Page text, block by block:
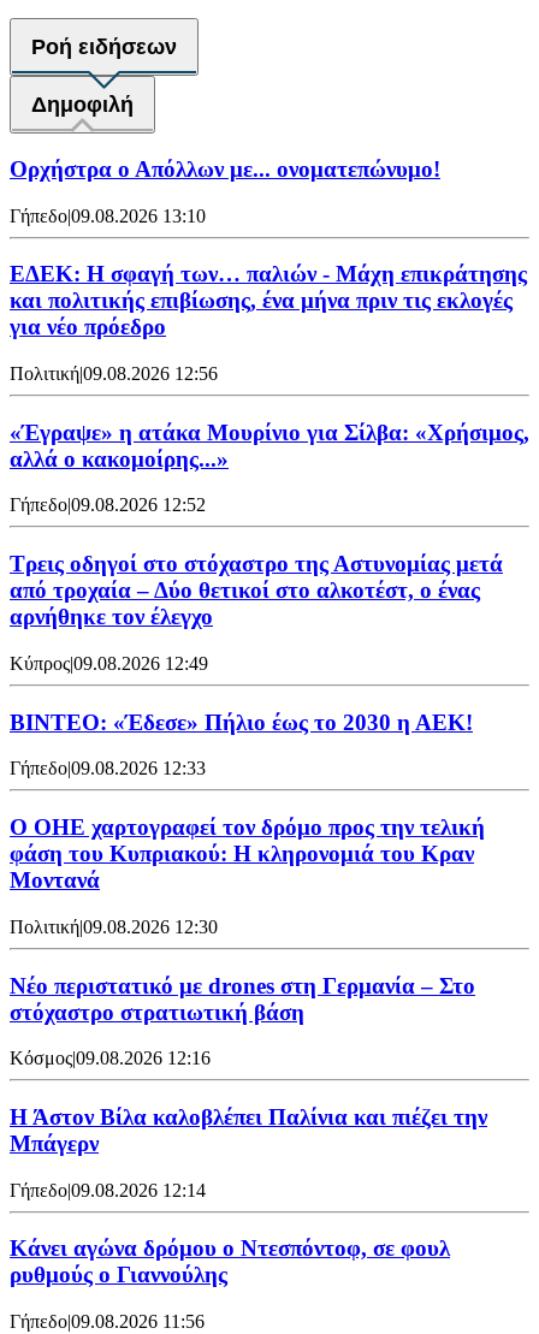
Ροή ειδήσεων
Δημοφιλή
Ορχήστρα o Aπόλλων με... ονοματεπώνυμο!
Γήπεδο|09.08.2026 13:10
ΕΔΕΚ: Η σφαγή των… παλιών - Μάχη επικράτησης
και πολιτικής επιβίωσης, ένα μήνα πριν τις εκλογές
για νέο πρόεδρο
Πολιτική|09.08.2026 12:56
«Έγραψε» η ατάκα Μουρίνιο για Σίλβα: «Χρήσιμος,
αλλά ο κακομοίρης...»
Γήπεδο09.08.2026 12:52
Τρεις οδηγοί στο στόχαστρο της Αστυνομίας μετά
από τροχαία – Δύο θετικοί στο αλκοτέστ, ο ένας
αρνήθηκε τον έλεγχο
Κύπρος|09.08.2026 12:49
ΒΙΝΤΕΟ: «Έδεσε» Πήλιο έως το 2030 η ΑΕΚ!
Γήπεδο|09.08.2026 12:33
Ο ΟΗΕ χαρτογραφεί τον δρόμο προς την τελική
φάση του Κυπριακού: Η κληρονομιά του Κραν
Μοντανά
Πολιτική|09.08.2026 12:30
Νέο περιστατικό με drones στη Γερμανία – Στο
στόχαστρο στρατιωτική βάση
Κόσμος|09.08.2026 12:16
Η Άστον Βίλα καλοβλέπει Παλίνια και πιέζει την
Μπάγερν
Γήπεδο|09.08.2026 12:14
Kάνει αγώνα δρόμου ο Ντεσπόντοφ, σε φουλ
ρυθμούς ο Γιαννούλης
Γήπεδο|09.08.2026 11:56